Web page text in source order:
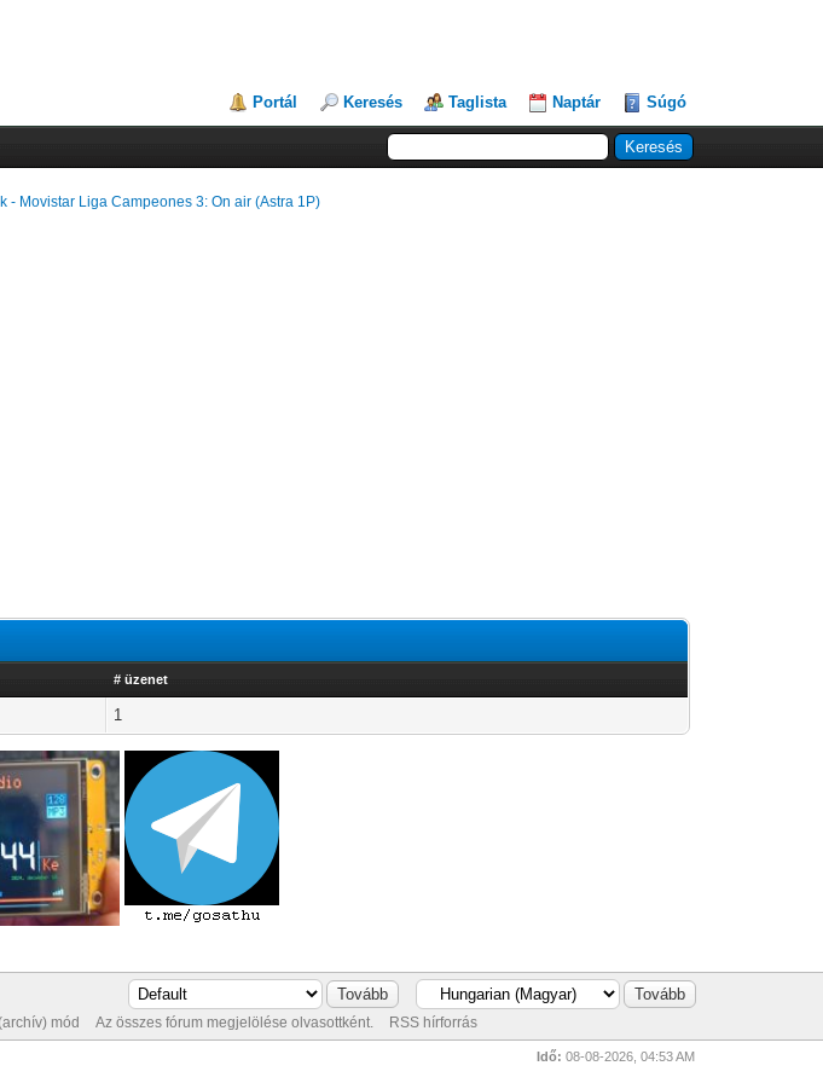
Portál Keresés Taglista Naptár Súgó
- Movistar Liga Campeones 3: On air (Astra 1P)
# üzenet
1
mód Az összes fórum megjelölése olvasottként. RSS hírforrás
Idő: 08-08-2026, 04:53 AM